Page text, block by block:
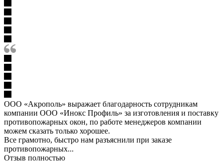
ООО «Акрополь» выражает благодарность сотрудникам
компании ООО «Инокс Профиль» за изготовления и поставку
противопожарных окон, по работе менеджеров компании
можем сказать только хорошее.
Все грамотно, быстро нам разъяснили при заказе
противопожарных...
Отзыв полностью